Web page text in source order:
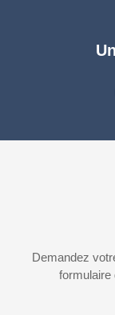
Demandez
formulaire